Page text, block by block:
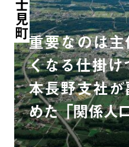
重要なのは
くなる仕掛
本長野支社
めた「関係人